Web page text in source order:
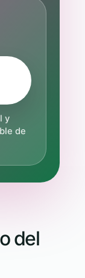
y
de
del